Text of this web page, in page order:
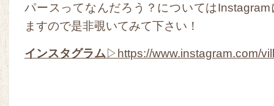
パースってなんだろう？については
ますので是非覗いてみて下さい！
インスタグラム▷https://www.instagram.com/